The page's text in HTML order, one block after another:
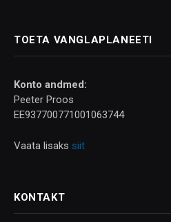
TOETA VANGLAPLANEETI
Konto andmed:
Peeter Proos
EE937700771001063744
Vaata lisaks siit
KONTAKT